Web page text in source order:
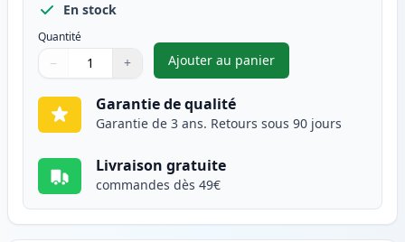
En stock
Quantité
Quantité
Utilisez les boutons pour ajuster
− +
Quantité
Ajouter au panier
,Canon 718 (2660B002AA)
Garantie de qualité
Garantie de 3 ans. Retours sous 90 jours
Livraison gratuite
commandes dès 49€